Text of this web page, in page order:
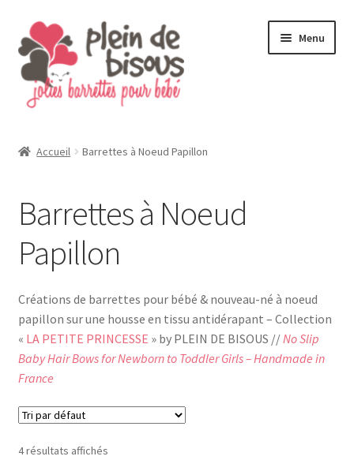
Aller
à
la
navigation
Aller
au
contenu
Menu
Accueil Barrettes à Noeud Papillon
Barrettes à Noeud
Papillon
Créations de barrettes pour bébé & nouveau-né à noeud
papillon sur une housse en tissu antidérapant – Collection
« LA PETITE PRINCESSE » by PLEIN DE BISOUS //No Slip
Baby Hair Bows for Newborn to Toddler Girls – Handmade in
France
4 résultats affichés